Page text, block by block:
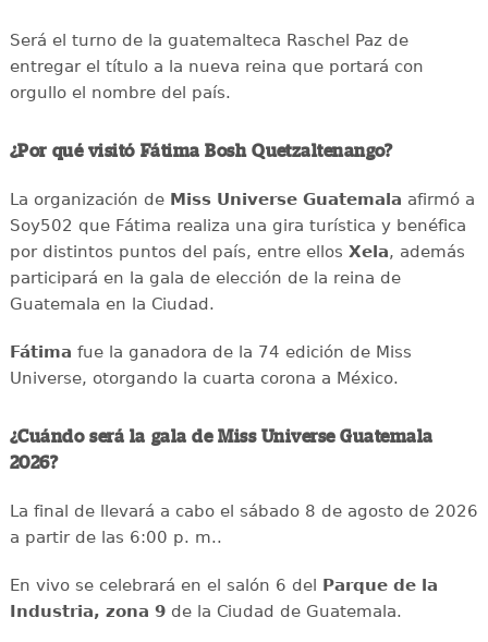
Será el turno de la guatemalteca Raschel Paz de
entregar el título a la nueva reina que portará con
orgullo el nombre del país.
¿Por qué visitó Fátima Bosh Quetzaltenango?
La organización de Miss Universe Guatemala afirmó a
Soy502 que Fátima realiza una gira turística y benéfica
por distintos puntos del país, entre ellos Xela, además
participará en la gala de elección de la reina de
Guatemala en la Ciudad.
Fátima fue la ganadora de la 74 edición de Miss
Universe, otorgando la cuarta corona a México.
¿Cuándo será la gala de Miss Universe Guatemala
2026?
La final de llevará a cabo el sábado 8 de agosto de 2026
a partir de las 6:00 p. m..
En vivo se celebrará en el salón 6 del Parque de la
Industria, zona 9de la Ciudad de Guatemala.